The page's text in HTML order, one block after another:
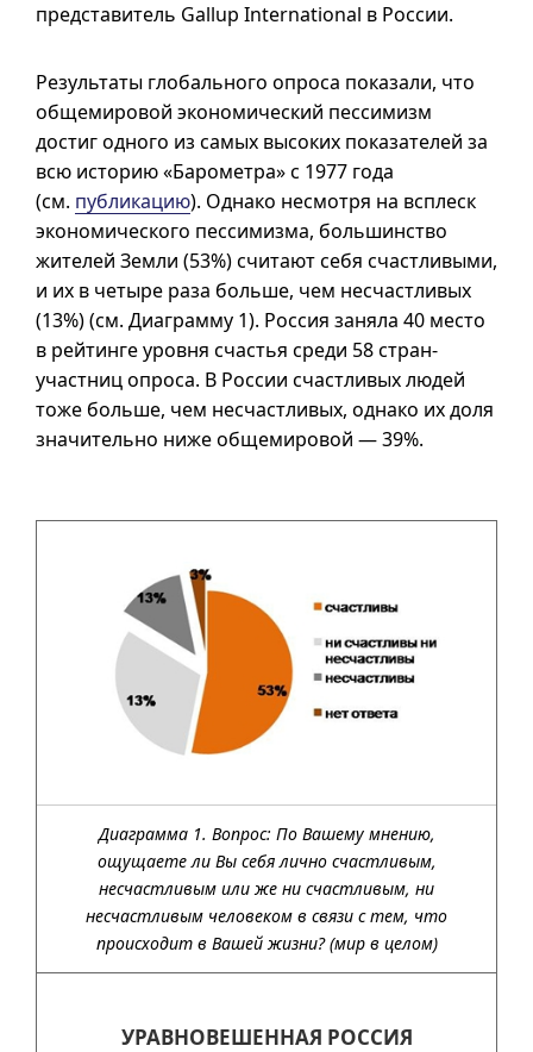
представитель Gallup International в России.
Результаты глобального опроса показали, что
общемировой экономический пессимизм
достиг одного из самых высоких показателей за
всю историю «Барометра» с 1977 года
(см. публикацию). Однако несмотря на всплеск
экономического пессимизма, большинство
жителей Земли (53%) считают себя счастливыми,
и их в четыре раза больше, чем несчастливых
(13%) (см. Диаграмму 1). Россия заняла 40 место
в рейтинге уровня счастья среди 58 стран-
участниц опроса. В России счастливых людей
тоже больше, чем несчастливых, однако их доля
значительно ниже общемировой — 39%.
Диаграмма 1. Вопрос: По Вашему мнению,
ощущаете ли Вы себя лично счастливым,
несчастливым или же ни счастливым, ни
несчастливым человеком в связи с тем, что
происходит в Вашей жизни? (мир в целом)
УРАВНОВЕШЕННАЯ РОССИЯ